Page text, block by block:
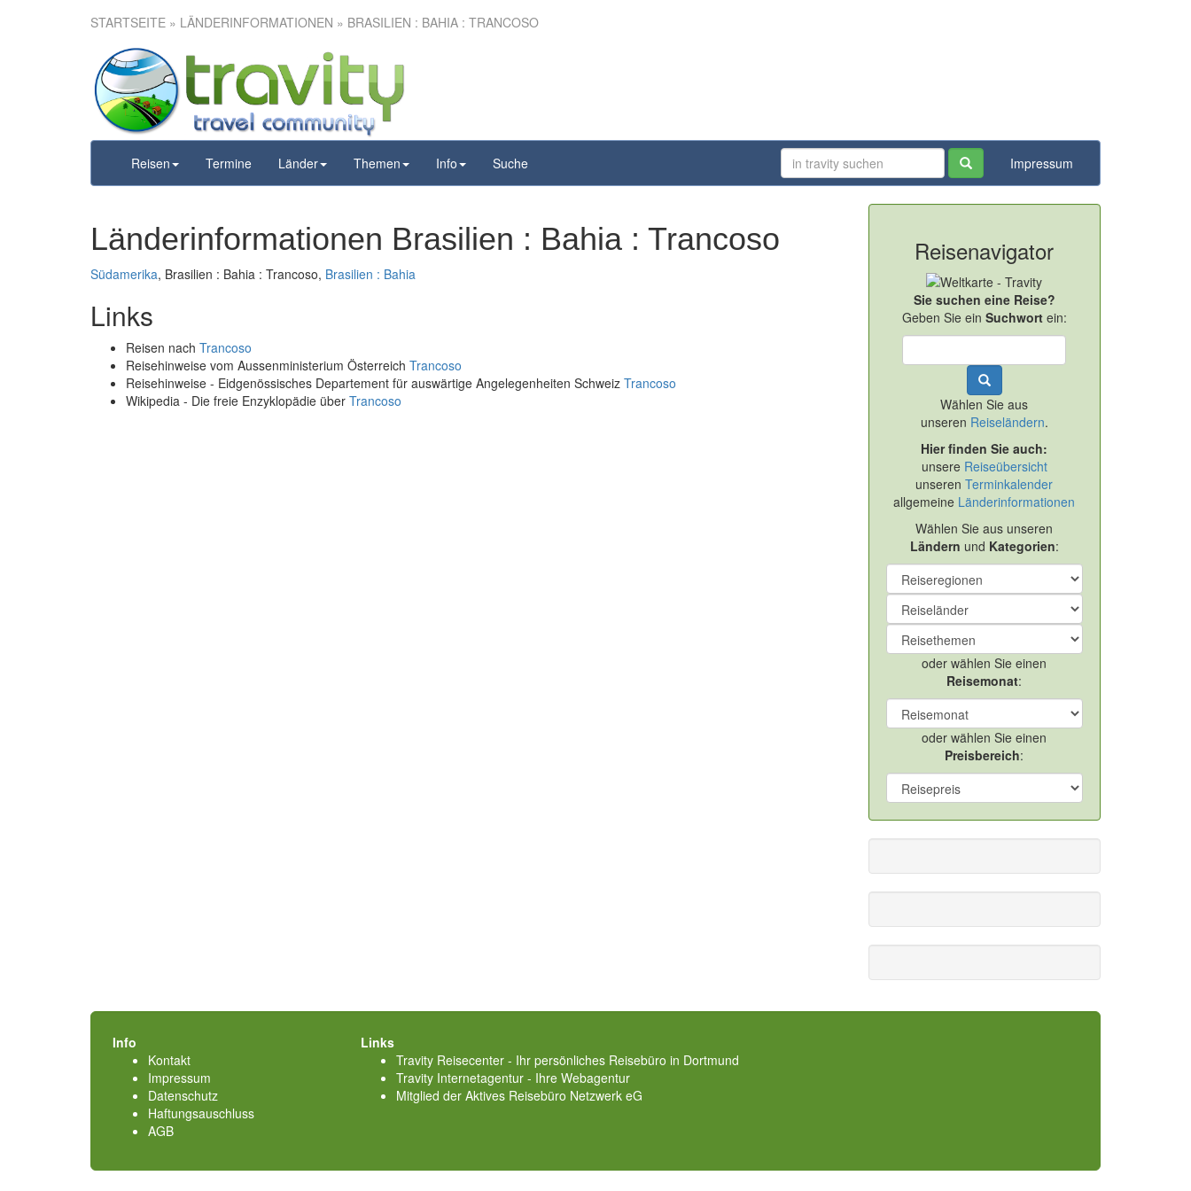
STARTSEITE » LÄNDERINFORMATIONEN » BRASILIEN : BAHIA : TRANCOSO
Reisen Termine Länder Themen Info Suche Impressum
Länderinformationen Brasilien : Bahia : Trancoso
Südamerika, Brasilien : Bahia : Trancoso, Brasilien : Bahia
Links
Reisen nach Trancoso
Reisehinweise vom Aussenministerium Österreich Trancoso
Reisehinweise - Eidgenössisches Departement für auswärtige Angelegenheiten Schweiz Trancoso
Wikipedia - Die freie Enzyklopädie über Trancoso
Reisenavigator
Sie suchen eine Reise?
Geben Sie ein Suchwortein:
Wählen Sie aus
unseren Reiseländern.
Hier finden Sie auch:
unsere Reiseübersicht
unserenTerminkalender
allgemeine Länderinformationen
Wählen Sie aus unseren
Ländern und Kategorien:
oder wählen Sie einen
Reisemonat:
oder wählen Sie einen
Preisbereich:
Info
Kontakt
Impressum
Datenschutz
Haftungsauschluss
AGB
Links
Travity Reisecenter - Ihr persönliches Reisebüro in Dortmund
Travity Internetagentur - Ihre Webagentur
Mitglied der Aktives Reisebüro Netzwerk eG